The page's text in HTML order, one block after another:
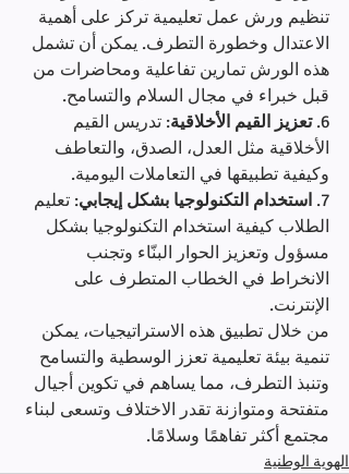
تنظيم ورش عمل تعليمية تركز على أهمية
الاعتدال وخطورة التطرف. يمكن أن تشمل
هذه الورش تمارين تفاعلية ومحاضرات من
قبل خبراء في مجال السلام والتسامح.
6. تعزيز القيم الأخلاقية: تدريس القيم
الأخلاقية مثل العدل، الصدق، والتعاطف
وكيفية تطبيقها في التعاملات اليومية.
7. استخدام التكنولوجيا بشكل إيجابي: تعليم
الطلاب كيفية استخدام التكنولوجيا بشكل
مسؤول وتعزيز الحوار البنّاء وتجنب
الانخراط في الخطاب المتطرف على
الإنترنت.
من خلال تطبيق هذه الاستراتيجيات، يمكن
تنمية بيئة تعليمية تعزز الوسطية والتسامح
وتنبذ التطرف، مما يساهم في تكوين أجيال
متفتحة ومتوازنة تقدر الاختلاف وتسعى لبناء
مجتمع أكثر تفاهمًا وسلامًا.
الهوية الوطنية